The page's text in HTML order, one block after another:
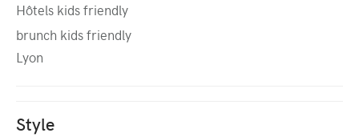
Hôtels kids friendly
brunch kids friendly
Lyon
Style